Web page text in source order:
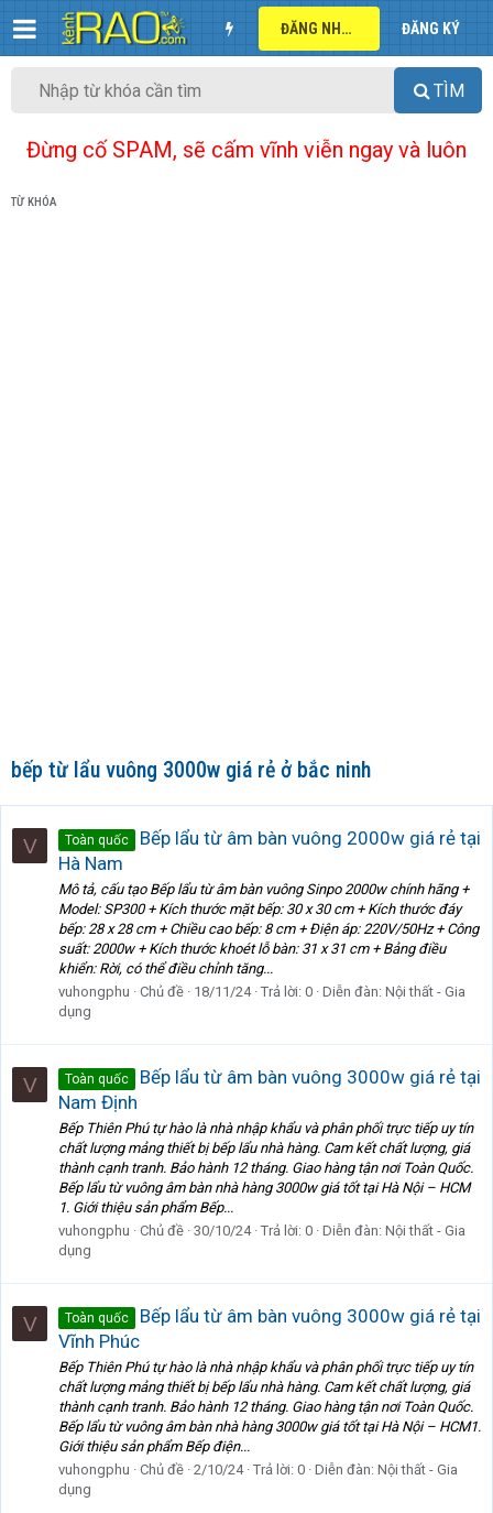
ĐĂNG NHẬP ĐĂNG KÝ
TÌM
Đừng cố SPAM, sẽ cấm vĩnh viễn ngay và luôn
TỪ KHÓA
bếp từ lẩu vuông 3000w giá rẻ ở bắc ninh
V Toàn quốc
Bếp lẩu từ âm bàn vuông 2000w giá rẻ tại
Hà Nam
Mô tả, cấu tạo Bếp lẩu từ âm bàn vuông Sinpo 2000w chính hãng +
Model: SP300 + Kích thước mặt bếp: 30 x 30 cm + Kích thước đáy
bếp: 28 x 28 cm + Chiều cao bếp: 8 cm + Điện áp: 220V/50Hz + Công
suất: 2000w + Kích thước khoét lỗ bàn: 31 x 31 cm + Bảng điều
khiển: Rời, có thể điều chỉnh tăng...
vuhongphu
Chủ đề 18/11/24 Trả lời: 0 Diễn đàn: Nội thất - Gia
dụng
V Toàn quốc
Bếp lẩu từ âm bàn vuông 3000w giá rẻ tại
Nam Định
Bếp Thiên Phú tự hào là nhà nhập khẩu và phân phối trực tiếp uy tín
chất lượng mảng thiết bị bếp lẩu nhà hàng. Cam kết chất lượng, giá
thành cạnh tranh. Bảo hành 12 tháng. Giao hàng tận nơi Toàn Quốc.
Bếp lẩu từ vuông âm bàn nhà hàng 3000w giá tốt tại Hà Nội – HCM
1. Giới thiệu sản phẩm Bếp...
vuhongphu
Chủ đề 30/10/24 Trả lời: 0 Diễn đàn: Nội thất - Gia
dụng
V Toàn quốc
Bếp lẩu từ âm bàn vuông 3000w giá rẻ tại
Vĩnh Phúc
Bếp Thiên Phú tự hào là nhà nhập khẩu và phân phối trực tiếp uy tín
chất lượng mảng thiết bị bếp lẩu nhà hàng. Cam kết chất lượng, giá
thành cạnh tranh. Bảo hành 12 tháng. Giao hàng tận nơi Toàn Quốc.
Bếp lẩu từ vuông âm bàn nhà hàng 3000w giá tốt tại Hà Nội – HCM1.
Giới thiệu sản phẩm Bếp điện...
vuhongphu
Chủ đề 2/10/24 Trả lời: 0 Diễn đàn: Nội thất - Gia
dụng